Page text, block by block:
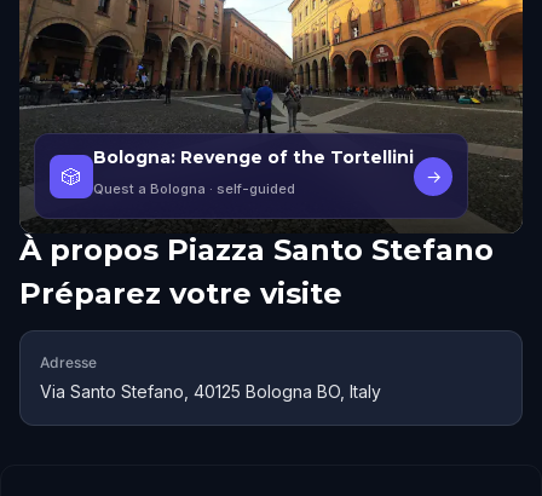
🎲
Bologna: Revenge of the Tortellini
Quest a Bologna · self-guided
→
À propos Piazza Santo Stefano
Préparez votre visite
Adresse
Via Santo Stefano, 40125 Bologna BO, Italy